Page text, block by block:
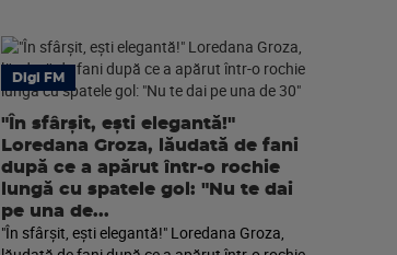
Digi FM
"În sfârșit, ești elegantă!"
Loredana Groza, lăudată de fani
după ce a apărut într-o rochie
lungă cu spatele gol: "Nu te dai
pe una de...
"În sfârșit, ești elegantă!" Loredana Groza,